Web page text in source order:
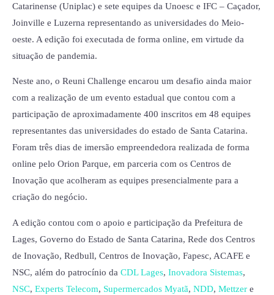
Catarinense (Uniplac) e sete equipes da Unoesc e IFC – Caçador,
Joinville e Luzerna representando as universidades do Meio-
oeste. A edição foi executada de forma online, em virtude da
situação de pandemia.
Neste ano, o Reuni Challenge encarou um desafio ainda maior
com a realização de um evento estadual que contou com a
participação de aproximadamente 400 inscritos em 48 equipes
representantes das universidades do estado de Santa Catarina.
Foram três dias de imersão empreendedora realizada de forma
online pelo Orion Parque, em parceria com os Centros de
Inovação que acolheram as equipes presencialmente para a
criação do negócio.
A edição contou com o apoio e participação da Prefeitura de
Lages, Governo do Estado de Santa Catarina, Rede dos Centros
de Inovação, Redbull, Centros de Inovação, Fapesc, ACAFE e
NSC, além do patrocínio da CDL Lages, Inovadora Sistemas,
NSC, Experts Telecom, Supermercados Myatã, NDD, Mettzer e